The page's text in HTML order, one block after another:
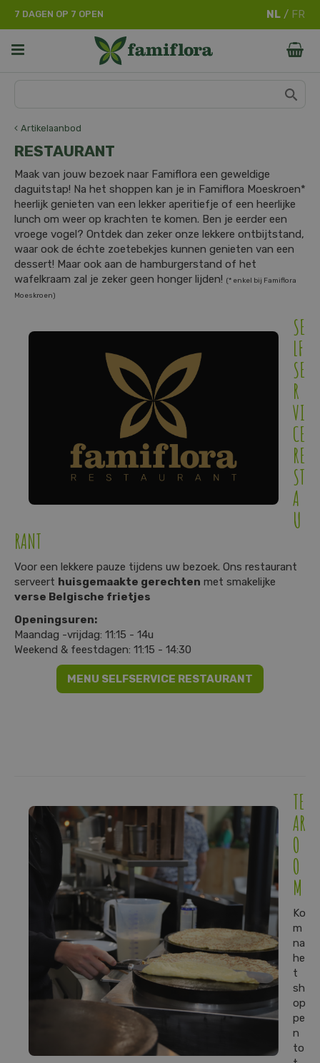
Artikelaanbod
7 DAGEN OP 7 OPEN
RESTAURANT
Maak van jouw bezoek naar Famiflora een geweldige
daguitstap! Na het shoppen kan je in Famiflora Moeskroen*
heerlijk genieten van een lekker aperitiefje of een heerlijke
lunch om weer op krachten te komen. Ben je eerder een
vroege vogel? Ontdek dan zeker onze lekkere ontbijtstand,
waar ook de échte zoetebekjes kunnen genieten van een
dessert! Maar ook aan de hamburgerstand of het
wafelkraam zal je zeker geen honger lijden! (* enkel bij Famiflora
Moeskroen)
SE
LF
SE
R
VI
CE
RE
ST
A
U
RANT
Voor een lekkere pauze tijdens uw bezoek. Ons restaurant
serveert huisgemaakte gerechten met smakelijke
verse Belgische frietjes
Openingsuren:
Maandag -vrijdag: 11:15 - 14u
Weekend & feestdagen: 11:15 - 14:30
MENU SELFSERVICE RESTAURANT
TE
AR
O
O
M
Ko
m
na
he
t
sh
op
pe
n
to